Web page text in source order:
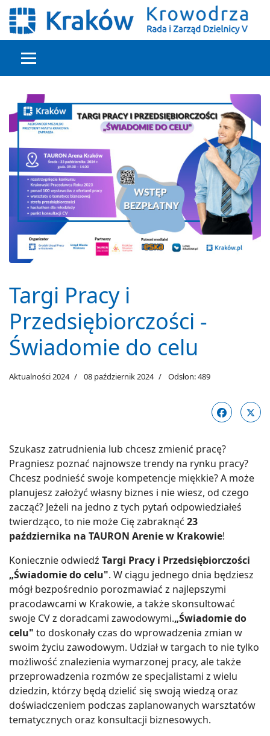
Głowna treść
Targi Pracy i
Przedsiębiorczości -
Świadomie do celu
Aktualności 2024 08 październik 2024 Odsłon: 489
Szukasz zatrudnienia lub chcesz zmienić pracę?
Pragniesz poznać najnowsze trendy na rynku pracy?
Chcesz podnieść swoje kompetencje miękkie? A może
planujesz założyć własny biznes i nie wiesz, od czego
zacząć? Jeżeli na jedno z tych pytań odpowiedziałeś
twierdząco, to nie może Cię zabraknąć 23
października na TAURON Arenie w Krakowie!
Koniecznie odwiedź Targi Pracy i Przedsiębiorczości
„Świadomie do celu". W ciągu jednego dnia będziesz
mógł bezpośrednio porozmawiać z najlepszymi
pracodawcami w Krakowie, a także skonsultować
swoje CV z doradcami zawodowymi.„Świadomie do
celu" to doskonały czas do wprowadzenia zmian w
swoim życiu zawodowym. Udział w targach to nie tylko
możliwość znalezienia wymarzonej pracy, ale także
przeprowadzenia rozmów ze specjalistami z wielu
dziedzin, którzy będą dzielić się swoją wiedzą oraz
doświadczeniem podczas zaplanowanych warsztatów
tematycznych oraz konsultacji biznesowych.